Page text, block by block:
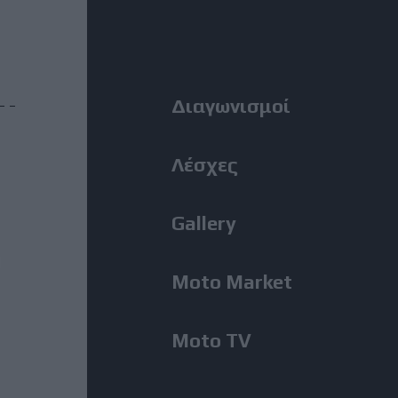
ΜοtoGP: Θετικά νέα για τον
MotoGP: Ο Lecuona θα
στο Silverstone
Διαγωνισμοί
Λέσχες
Gallery
Moto Market
Moto TV